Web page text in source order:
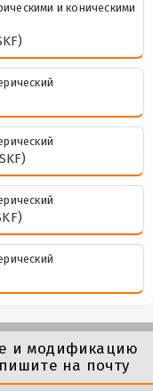
и коническими
и модификацию
на почту